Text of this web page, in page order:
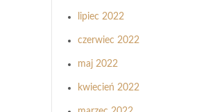
lipiec 2022
czerwiec 2022
maj 2022
kwiecień 2022